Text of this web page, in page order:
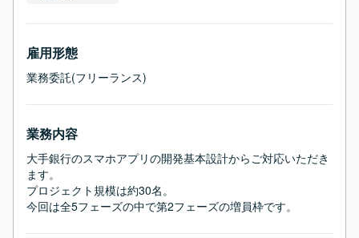
雇用形態
業務委託(フリーランス)
業務内容
大手銀行のスマホアプリの開発基本設計からご対応いただき
ます。
プロジェクト規模は約30名。
今回は全5フェーズの中で第2フェーズの増員枠です。